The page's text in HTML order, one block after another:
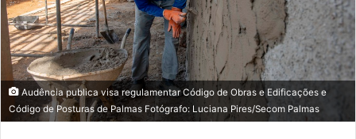
e
-
m
a
i
l
Audência publica visa regulamentar Código de Obras e Edificações e
Código de Posturas de Palmas Fotógrafo: Luciana Pires/Secom Palmas